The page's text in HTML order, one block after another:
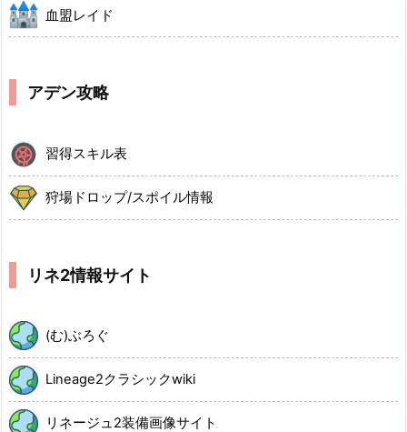
血盟レイド
アデン攻略
習得スキル表
狩場ドロップ/スポイル情報
リネ2情報サイト
(む)ぶろぐ
Lineage2クラシックwiki
リネージュ2装備画像サイト